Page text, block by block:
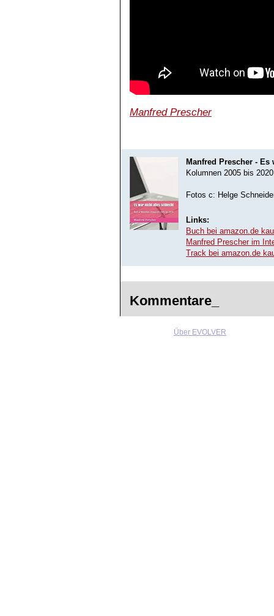
Manfred Prescher
Manfred Prescher -
Kolumnen 2005 bis 2020
Fotos c: Helge
Links:
Buch bei amazon.de
Manfred Prescher im
Track bei amazon.de
Kommentare_
Über EVOLVER